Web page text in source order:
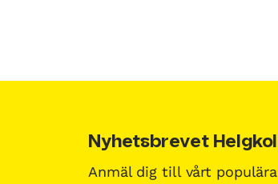
Nyhetsbrevet Helgkoll
Anmäl dig till vårt populära